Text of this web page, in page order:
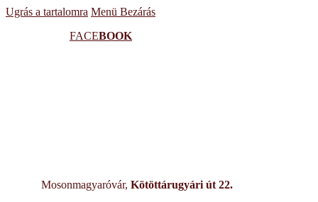
Ugrás a tartalomra Menü Bezárás
FACEBOOK
Mosonmagyaróvár, Kötöttárugyári út 22.